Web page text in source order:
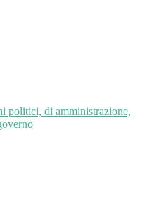
politici, di amministrazione,